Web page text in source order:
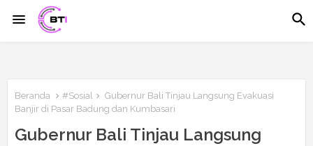
Beranda #Sosial
Gubernur Bali Tinjau Langsung Evakuasi
Banjir di Pasar Badung dan Kumbasari
Gubernur Bali Tinjau Langsung